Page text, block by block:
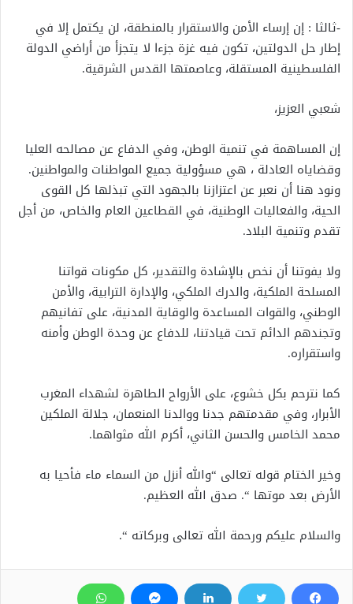
-ثالثا : إن إرساء الأمن والاستقرار بالمنطقة، لن يكتمل إلا في
إطار حل الدولتين، تكون فيه غزة جزءا لا يتجزأ من أراضي الدولة
الفلسطينية المستقلة، وعاصمتها القدس الشرقية.
شعبي العزيز،
إن المساهمة في تنمية الوطن، وفي الدفاع عن مصالحه العليا
وقضاياه العادلة ، هي مسؤولية جميع المواطنات والمواطنين.
ونود هنا أن نعبر عن اعتزازنا بالجهود التي تبذلها كل القوى
الحية، والفعاليات الوطنية، في القطاعين العام والخاص، من أجل
تقدم وتنمية البلاد.
ولا يفوتنا أن نخص بالإشادة والتقدير، كل مكونات قواتنا
المسلحة الملكية، والدرك الملكي، والإدارة الترابية، والأمن
الوطني، والقوات المساعدة والوقاية المدنية، على تفانيهم
وتجندهم الدائم تحت قيادتنا، للدفاع عن وحدة الوطن وأمنه
واستقراره.
كما نترحم بكل خشوع، على الأرواح الطاهرة لشهداء المغرب
الأبرار، وفي مقدمتهم جدنا ووالدنا المنعمان، جلالة الملكين
محمد الخامس والحسن الثاني، أكرم الله مثواهما.
وخير الختام قوله تعالى “والله أنزل من السماء ماء فأحيا به
الأرض بعد موتها “. صدق الله العظيم.
والسلام عليكم ورحمة الله تعالى وبركاته “.